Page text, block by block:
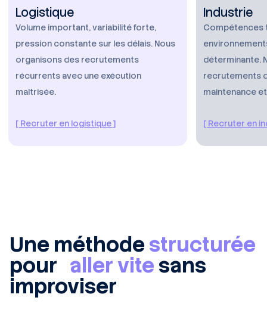
Logistique
Volume important, variabilité forte,
pression constante sur les délais. Nous
organisons des recrutements
récurrents avec une exécution
maîtrisée.
[ Recruter en logistique ]
Industrie
Compétences
déterminante.
recrutements
maintenance
[ Recruter en
Une méthodestructurée
pour aller vitesans
improviser